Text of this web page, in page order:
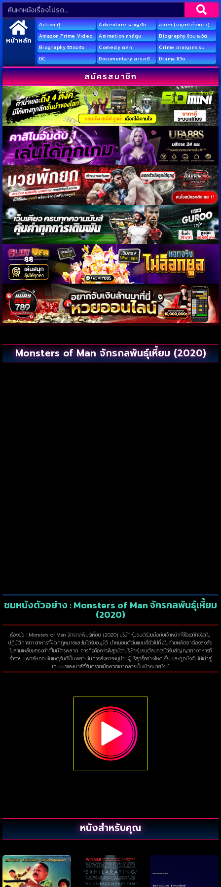
หน้าหลัก
Action บู๊ Adventure ผจญภัย
alien (มนุษย์ต่างดาว)
Amazon Prime Video
Animation การ์ตูน
Biography ชีวประวัติ
Biography ชีวิตจริง
Comedy ตลก
Crime อาชญากรรม
DC
Documentary สารคดี Drama ชีวิต
สมัครสมาชิก
Monsters of Man จักรกลพันธุ์เหี้ยม (2020)
ชมหนังตัวอย่าง : Monsters of Man จักรกลพันธุ์เหี้ยม
(2020)
เรื่องย่อ : Monsters of Man จักรกลพันธุ์เหี้ยม (2020) บริษัทหุ่นยนต์ร่วมมือกับเจ้าหน้าที่ซีไอเอที่ทุจริตใน
ปฏิบัติการทางทหารที่ผิดกฎหมายและไม่ได้รับอนุมัติ นำหุ่นยนต์ต้นแบบสี่ตัวไปทิ้งในค่ายผลิตยาต้องสงสัย
ในสามเหลี่ยมทองคำที่ไม่มีใครพลาด ภารกิจคือการพิสูจน์ว่าบริษัทหุ่นยนต์สมควรได้รับสัญญาทางทหารที่
ร่ำรวย แพทย์หกคนในเหตุอันดีเป็นพยานในการสังหารหมู่บ้านผู้บริสุทธิ์อย่างโหดเหี้ยมและถูกบังคับให้เข้าสู่
เกมแมวและเมาส์ที่อันตรายเมื่อพวกเขากลายเป็นเป้าหมายใหม่
หนังสำหรับคุณ